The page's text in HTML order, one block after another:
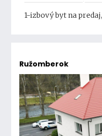
1-izbový byt na
Ružomberok